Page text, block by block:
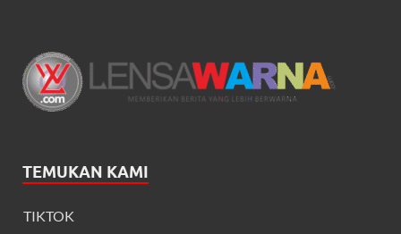
TEMUKAN KAMI
TIKTOK